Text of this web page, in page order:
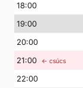
18:00
19:00
20:00
21:00 ← csúcs
22:00